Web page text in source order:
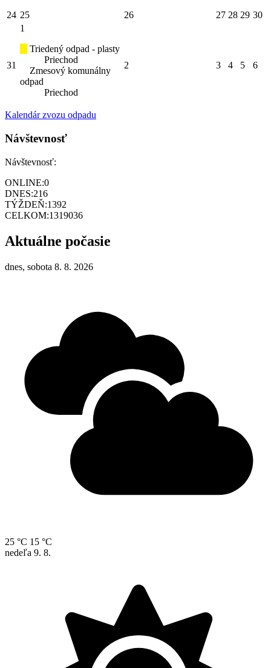
24 25 26 27 28 29 30
31
1
Triedený odpad - plasty
Priechod
Zmesový komunálny
odpad
Priechod
2 3 4 5 6
Kalendár zvozu odpadu
Návštevnosť
Návštevnosť:
ONLINE:0
DNES:216
TÝŽDEŇ:1392
CELKOM:1319036
Aktuálne počasie
dnes, sobota 8. 8. 2026
25 °C 15 °C
nedeľa 9. 8.